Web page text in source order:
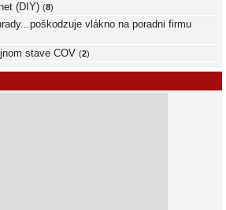
(DIY) (8)
vlákno na poradni firmu
stave COV (2)